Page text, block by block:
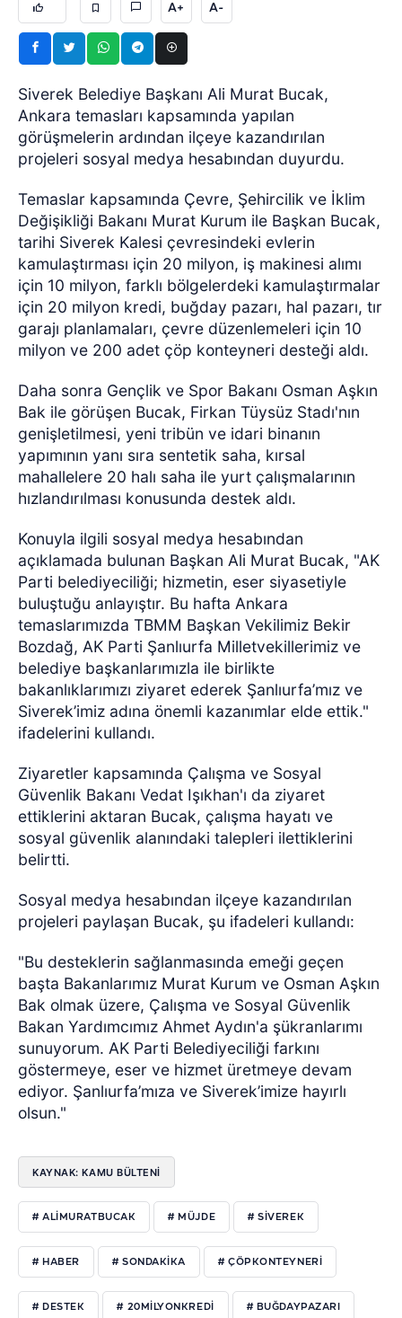
A+ A-
Siverek Belediye Başkanı Ali Murat Bucak,
Ankara temasları kapsamında yapılan
görüşmelerin ardından ilçeye kazandırılan
projeleri sosyal medya hesabından duyurdu.
Temaslar kapsamında Çevre, Şehircilik ve İklim
Değişikliği Bakanı Murat Kurum ile Başkan Bucak,
tarihi Siverek Kalesi çevresindeki evlerin
kamulaştırması için 20 milyon, iş makinesi alımı
için 10 milyon, farklı bölgelerdeki kamulaştırmalar
için 20 milyon kredi, buğday pazarı, hal pazarı, tır
garajı planlamaları, çevre düzenlemeleri için 10
milyon ve 200 adet çöp konteyneri desteği aldı.
Daha sonra Gençlik ve Spor Bakanı Osman Aşkın
Bak ile görüşen Bucak, Firkan Tüysüz Stadı'nın
genişletilmesi, yeni tribün ve idari binanın
yapımının yanı sıra sentetik saha, kırsal
mahallelere 20 halı saha ile yurt çalışmalarının
hızlandırılması konusunda destek aldı.
Konuyla ilgili sosyal medya hesabından
açıklamada bulunan Başkan Ali Murat Bucak, "AK
Parti belediyeciliği; hizmetin, eser siyasetiyle
buluştuğu anlayıştır. Bu hafta Ankara
temaslarımızda TBMM Başkan Vekilimiz Bekir
Bozdağ, AK Parti Şanlıurfa Milletvekillerimiz ve
belediye başkanlarımızla ile birlikte
bakanlıklarımızı ziyaret ederek Şanlıurfa’mız ve
Siverek’imiz adına önemli kazanımlar elde ettik."
ifadelerini kullandı.
Ziyaretler kapsamında Çalışma ve Sosyal
Güvenlik Bakanı Vedat Işıkhan'ı da ziyaret
ettiklerini aktaran Bucak, çalışma hayatı ve
sosyal güvenlik alanındaki talepleri ilettiklerini
belirtti.
Sosyal medya hesabından ilçeye kazandırılan
projeleri paylaşan Bucak, şu ifadeleri kullandı:
"Bu desteklerin sağlanmasında emeği geçen
başta Bakanlarımız Murat Kurum ve Osman Aşkın
Bak olmak üzere, Çalışma ve Sosyal Güvenlik
Bakan Yardımcımız Ahmet Aydın'a şükranlarımı
sunuyorum. AK Parti Belediyeciliği farkını
göstermeye, eser ve hizmet üretmeye devam
ediyor. Şanlıurfa’mıza ve Siverek’imize hayırlı
olsun."
KAYNAK: KAMU BÜLTENI
# ALIMURATBUCAK # MÜJDE # SIVEREK
# HABER # SONDAKIKA # ÇÖPKONTEYNERI
# DESTEK # 20MILYONKREDI # BUĞDAYPAZARI